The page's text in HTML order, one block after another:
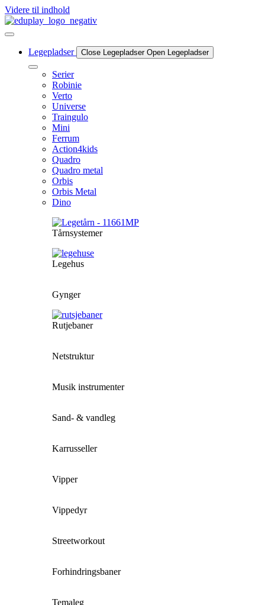
Videre til indhold
Legepladser Close Legepladser Open Legepladser
Serier
Robinie
Verto
Universe
Traingulo
Mini
Ferrum
Action4kids
Quadro
Quadro metal
Orbis
Orbis Metal
Dino
Tårnsystemer
Legehus
Gynger
Rutjebaner
Netstruktur
Musik instrumenter
Sand- & vandleg
Karrusseller
Vipper
Vippedyr
Streetworkout
Forhindringsbaner
Temaleg